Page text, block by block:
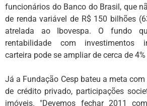
funcionários do Banco do Brasil, que
de renda variável de R$ 150 bilhões
atrelada ao Ibovespa. O fundo
rentabilidade com investimentos
carteira pode se ampliar de cerca de 4%
Já a Fundação Cesp bateu a meta
de crédito privado, participações
imóveis. "Devemos fechar 2011